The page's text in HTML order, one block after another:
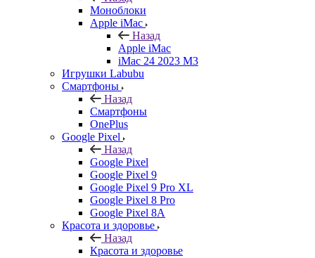
Моноблоки
Apple iMac
Назад
Apple iMac
iMac 24 2023 M3
Игрушки Labubu
Смартфоны
Назад
Смартфоны
OnePlus
Google Pixel
Назад
Google Pixel
Google Pixel 9
Google Pixel 9 Pro XL
Google Pixel 8 Pro
Google Pixel 8A
Красота и здоровье
Назад
Красота и здоровье